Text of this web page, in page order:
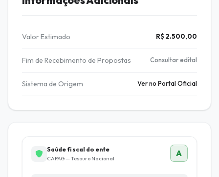
Valor Estimado R$ 2.500,00
Fim de Recebimento de Propostas Consultar edital
Sistema de Origem Ver no Portal Oficial
Saúde fiscal do ente
CAPAG — Tesouro Nacional
A